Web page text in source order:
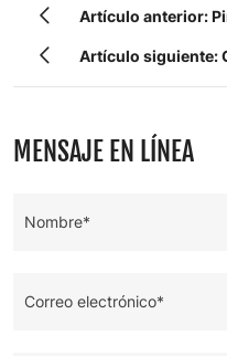
Artículo anterior:
grupo industrial
Artículo siguiente:
de Zhongyin
MENSAJE EN LÍNEA
Nombre*
Correo electrónico*